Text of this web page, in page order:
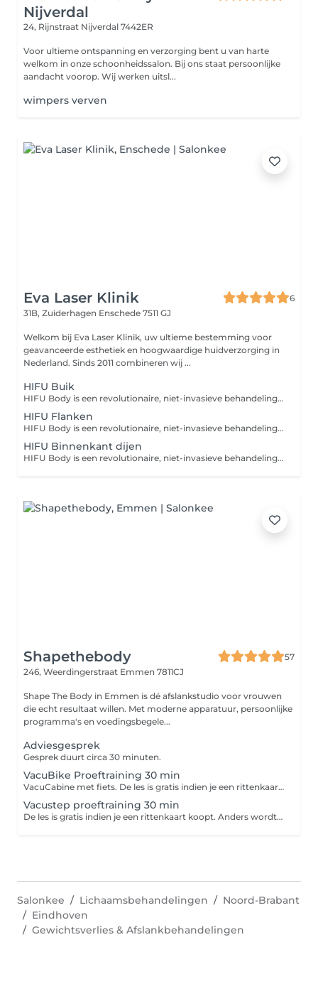
Nijverdal
24, Rijnstraat Nijverdal 7442ER
Voor ultieme ontspanning en verzorging bent u van harte
welkom in onze schoonheidssalon. Bij ons staat persoonlijke
aandacht voorop. Wij werken uitsl...
wimpers verven
Eva Laser Klinik
6
31B, Zuiderhagen Enschede 7511 GJ
Welkom bij Eva Laser Klinik, uw ultieme bestemming voor
geavanceerde esthetiek en hoogwaardige huidverzorging in
Nederland. Sinds 2011 combineren wij ...
HIFU Buik
HIFU Body is een revolutionaire, niet-invasieve behandeling voor effectieve figuurcorrectie en diepe huidverstraking. Dankzij hoogtechnologische ultrasone geluidsgolven worden hardnekkige vetcellen lokaal afgebroken én wordt de collageenproductie intensief gestimuleerd. Geniet van een strakker silhouet en een stevige, gladde huid zonder snijden!
HIFU Flanken
HIFU Body is een revolutionaire, niet-invasieve behandeling voor effectieve figuurcorrectie en diepe huidverstraking. Dankzij hoogtechnologische ultrasone geluidsgolven worden hardnekkige vetcellen lokaal afgebroken én wordt de collageenproductie intensief gestimuleerd. Geniet van een strakker silhouet en een stevige, gladde huid zonder snijden!
HIFU Binnenkant dijen
HIFU Body is een revolutionaire, niet-invasieve behandeling voor effectieve figuurcorrectie en diepe huidverstraking. Dankzij hoogtechnologische ultrasone geluidsgolven worden hardnekkige vetcellen lokaal afgebroken én wordt de collageenproductie intensief gestimuleerd. Geniet van een strakker silhouet en een stevige, gladde huid zonder snijden!
Shapethebody
57
246, Weerdingerstraat Emmen 7811CJ
Shape The Body in Emmen is dé afslankstudio voor vrouwen
die echt resultaat willen. Met moderne apparatuur, persoonlijke
programma's en voedingsbegele...
Adviesgesprek
Gesprek duurt circa 30 minuten.
VacuBike Proeftraining 30 min
VacuCabine met fiets. De les is gratis indien je een rittenkaart koopt. Anders wordt €15 in rekening gebracht voor de tijd die we in je hebben geïnvesteerd.
Vacustep proeftraining 30 min
De les is gratis indien je een rittenkaart koopt. Anders wordt €15 in rekening gebracht voor de tijd die we in je hebben geïnvesteerd.
Salonkee Lichaamsbehandelingen
Noord-Brabant
Eindhoven
Gewichtsverlies & Afslankbehandelingen